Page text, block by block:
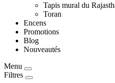
Tapis mural du
Toran
Encens
Promotions
Blog
Nouveautés
Menu
Filtres